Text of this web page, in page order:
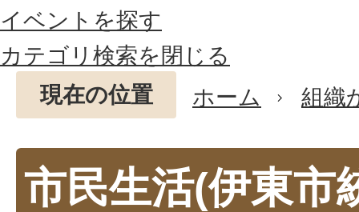
イベントを探す
カテゴリ検索を閉じる
現在の位置
ホーム 組織
市民生活(伊東市